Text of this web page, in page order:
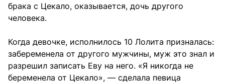
брака с Цекало, оказывается, дочь другого
человека.
Когда девочке, исполнилось 10 Лолита призналась:
забеременела от другого мужчины, муж это знал и
разрешил записать Еву на него. «Я никогда не
беременела от Цекало», — сделала певица